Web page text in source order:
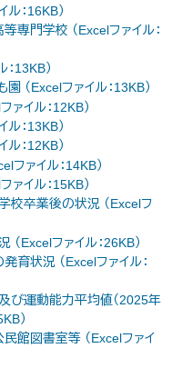
：16KB）
門学校 （Excelファイル：
13KB）
（Excelファイル：13KB）
イル：12KB）
：13KB）
：12KB）
ァイル：14KB）
イル：15KB）
卒業後の状況 （Excelフ
Excelファイル：26KB）
状況 （Excelファイル：
運動能力平均値（2025年
）
館図書室等 （Excelファイ